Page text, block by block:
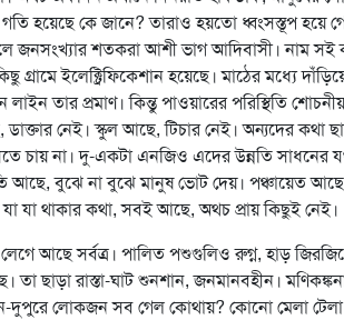
হয়েছে কে জানে? তারাও হয়তো ধ্বংসস্তূপ হয়ে
জনসংখ্যার শতকরা আশী ভাগ আদিবাসী। নাম সই
ইলেক্ট্রিফিকেশান হয়েছে। মাঠের মধ্যে
তার প্রমাণ। কিন্তু পাওয়ারের পরিস্থিতি
নেই। স্কুল আছে, টিচার নেই। অন্যদের কথা
চায় না। দু-একটা এনজিও এদের উন্নতি সাধনের
আছে, বুঝে না বুঝে মানুষ ভোট দেয়। পঞ্চায়েত
যা থাকার কথা, সবই আছে, অথচ প্রায় কিছুই নেই।
আছে সর্বত্র। পালিত পশুগুলিও রুগ্ন, হাড়
তা ছাড়া রাস্তা-ঘাট শুনশান, জনমানবহীন।
দুপুরে লোকজন সব গেল কোথায়? কোনো মেলা টেলা